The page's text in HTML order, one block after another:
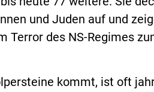
und Juden auf und
Terror des NS-Regimes
kommt, ist oft